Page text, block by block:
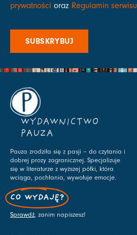
prywatności oraz Regulamin serwisu
SUBSKRYBUJ
WYDAWNICTWO
PAUZA
Pauza zrodziła się z pasji – do czytania i
dobrej prozy zagranicznej. Specjalizuje
się w literaturze z wyższej półki, która
wciąga, pochłania, wywołuje emocje.
CO WYDAJĘ?
Sprawdź, zanim napiszesz!